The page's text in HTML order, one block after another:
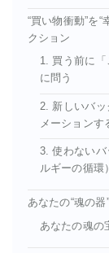
“買い物衝動”を
クション
1. 買う前に
に問う
2. 新しいバ
メーションす
3. 使わないバ
ルギーの循環）
あなたの“魂の
あなたの魂の